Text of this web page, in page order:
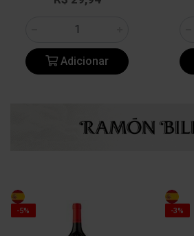
Adicionar
-5% -3%